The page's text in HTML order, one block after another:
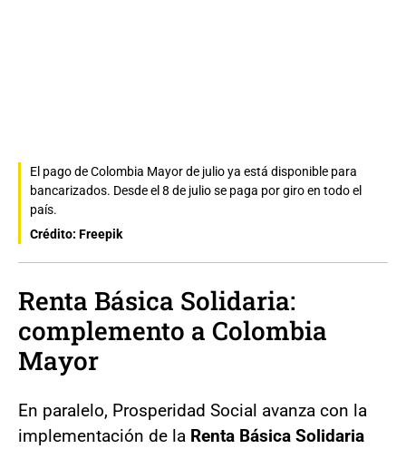
El pago de Colombia Mayor de julio ya está disponible para
bancarizados. Desde el 8 de julio se paga por giro en todo el
país.
Crédito: Freepik
Renta Básica Solidaria:
complemento a Colombia
Mayor
En paralelo, Prosperidad Social avanza con la
implementación de la Renta Básica Solidaria